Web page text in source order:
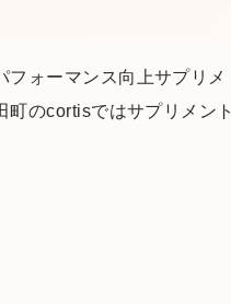
ォーマンス向上サプリメ
のcortisではサプリメント